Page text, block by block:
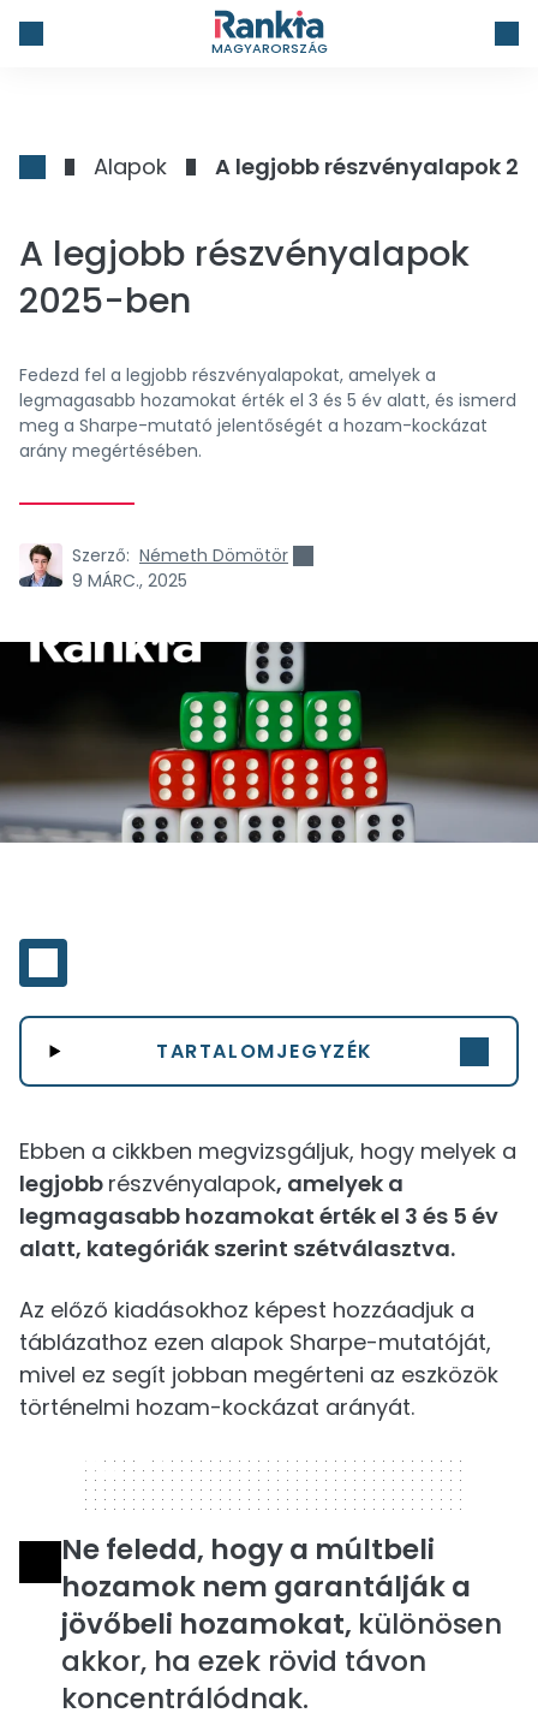
MAGYARORSZÁG
Alapok A legjobb részvényalapok
A legjobb részvényalapok
2025-ben
Fedezd fel a legjobb részvényalapokat, amelyek a
legmagasabb hozamokat érték el 3 és 5 év alatt, és ismerd
meg a Sharpe-mutató jelentőségét a hozam-kockázat
arány megértésében.
Szerző: Németh Dömötör
9 MÁRC., 2025
TARTALOMJEGYZÉK
Ebben a cikkben megvizsgáljuk, hogy melyek a
legjobb részvényalapok, amelyek a
legmagasabb hozamokat érték el 3 és 5 év
alatt, kategóriák szerint szétválasztva.
Az előző kiadásokhoz képest hozzáadjuk a
táblázathoz ezen alapok Sharpe-mutatóját,
mivel ez segít jobban megérteni az eszközök
történelmi hozam-kockázat arányát.
320 x 50
Ne feledd, hogy a múltbeli
hozamok nem garantálják a
jövőbeli hozamokat, különösen
akkor, ha ezek rövid távon
koncentrálódnak.